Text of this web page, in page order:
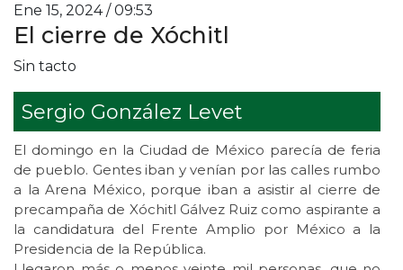
Ene 15, 2024 / 09:53
El cierre de Xóchitl
Sin tacto
Sergio González Levet
El domingo en la Ciudad de México parecía de feria
de pueblo. Gentes iban y venían por las calles rumbo
a la Arena México, porque iban a asistir al cierre de
precampaña de Xóchitl Gálvez Ruiz como aspirante a
la candidatura del Frente Amplio por México a la
Presidencia de la República.